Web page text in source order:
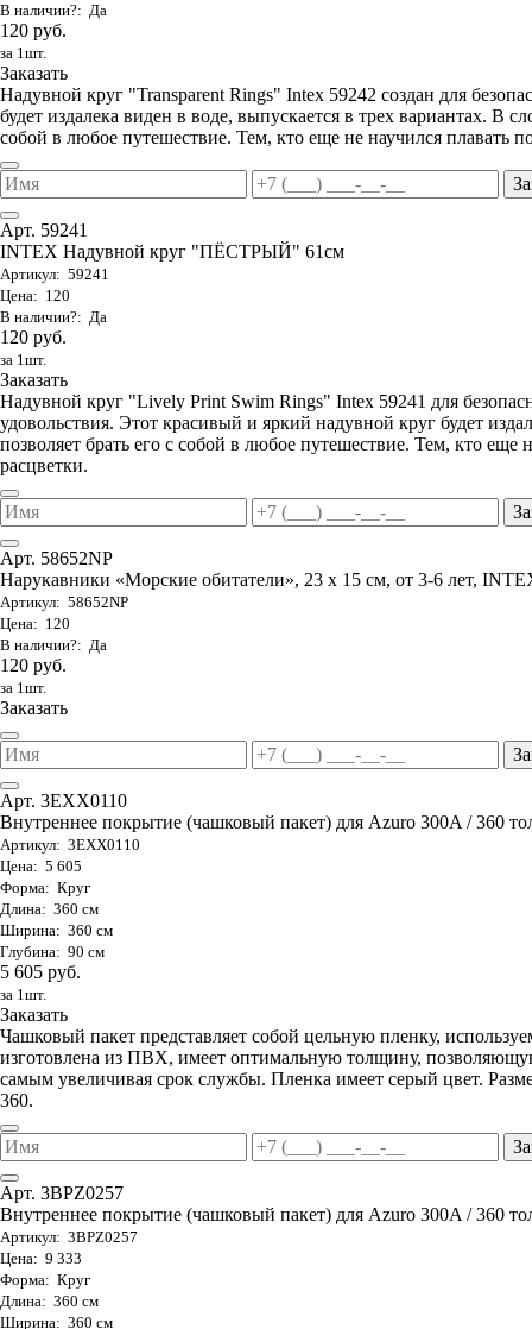
В наличии?: Да
120 руб.
за 1шт.
Заказать
Надувной круг "Transparent Rings" Intex 59242 создан для
будет издалека виден в воде, выпускается в трех вариантах. В
собой в любое путешествие. Тем, кто еще не научился плавать
Арт. 59241
INTEX Надувной круг "ПЁСТРЫЙ" 61см
Артикул: 59241
Цена: 120
В наличии?: Да
120 руб.
за 1шт.
Заказать
Надувной круг "Lively Print Swim Rings" Intex 59241 для
удовольствия. Этот красивый и яркий надувной круг будет
позволяет брать его с собой в любое путешествие. Тем, кто
расцветки.
Арт. 58652NP
Нарукавники «Морские обитатели», 23 х 15 см, от 3-6 лет,
Артикул: 58652NP
Цена: 120
В наличии?: Да
120 руб.
за 1шт.
Заказать
Арт. 3EXX0110
Внутреннее покрытие (чашковый пакет) для Azuro 300A / 360
Артикул: 3EXX0110
Цена: 5 605
Форма: Круг
Длина: 360 см
Ширина: 360 см
Глубина: 90 см
5 605 руб.
за 1шт.
Заказать
Чашковый пакет представляет собой цельную пленку,
изготовлена из ПВХ, имеет оптимальную толщину,
самым увеличивая срок службы. Пленка имеет серый цвет.
360.
Арт. 3BPZ0257
Внутреннее покрытие (чашковый пакет) для Azuro 300A / 360
Артикул: 3BPZ0257
Цена: 9 333
Форма: Круг
Длина: 360 см
Ширина: 360 см